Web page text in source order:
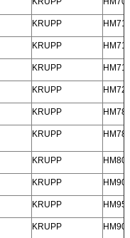
KRUPP HM711
KRUPP
KRUPP
KRUPP
KRUPP
KRUPP
KRUPP
KRUPP
KRUPP
KRUPP